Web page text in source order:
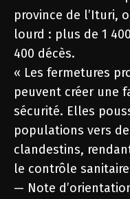
province de l’Ituri,
lourd : plus de 1
400 décès.
« Les fermetures
peuvent créer une
sécurité. Elles
populations vers
clandestins,
le contrôle
— Note